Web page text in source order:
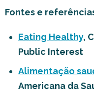
Fontes e
Eating Healthy,
Public Interest
Alimentação
Americana da